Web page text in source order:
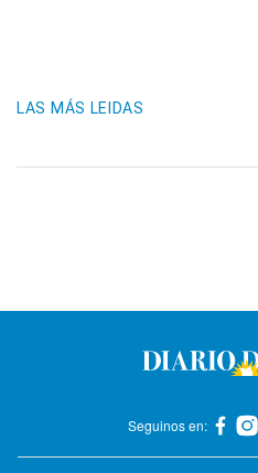
LAS MÁS LEIDAS
Seguinos en: